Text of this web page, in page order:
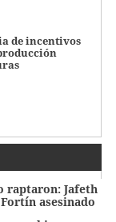
de incentivos
raptaron: Jafeth
asesinado